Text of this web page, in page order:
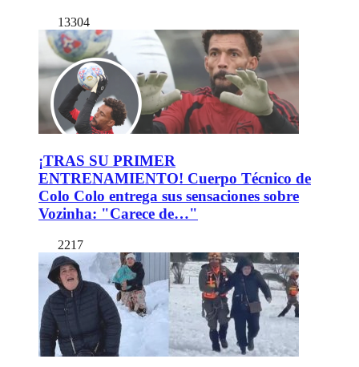
13304
¡TRAS SU PRIMER
ENTRENAMIENTO! Cuerpo Técnico de
Colo Colo entrega sus sensaciones sobre
Vozinha: "Carece de…"
2217